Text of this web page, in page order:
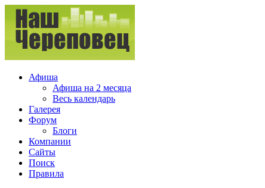
Афиша
Афиша на 2 месяца
Весь календарь
Галерея
Форум
Блоги
Компании
Сайты
Поиск
Правила